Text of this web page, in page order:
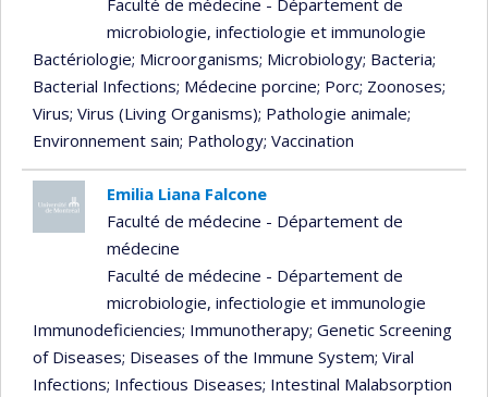
Faculté de médecine - Département de
microbiologie, infectiologie et immunologie
Bactériologie; Microorganisms; Microbiology; Bacteria;
Bacterial Infections; Médecine porcine; Porc; Zoonoses;
Virus; Virus (Living Organisms); Pathologie animale;
Environnement sain; Pathology; Vaccination
Emilia Liana Falcone
Faculté de médecine - Département de
médecine
Faculté de médecine - Département de
microbiologie, infectiologie et immunologie
Immunodeficiencies; Immunotherapy; Genetic Screening
of Diseases; Diseases of the Immune System; Viral
Infections; Infectious Diseases; Intestinal Malabsorption